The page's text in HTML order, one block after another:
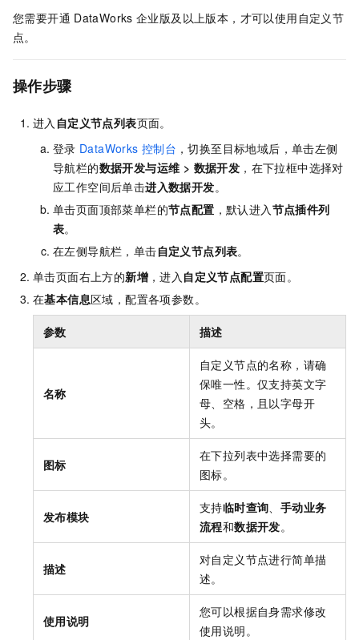
您需要开通 DataWorks 企业版及以上版本，才可以使用自定义节
点。
操作步骤
进入 自定义节点列表页面。
登录 DataWorks 控制台 ，切换至目标地域后，单击左侧
导航栏的数据开发与运维 > 数据开发 ，在下拉框中选择对
应工作空间后单击进入数据开发。
单击页面顶部菜单栏的节点配置 ，默认进入节点插件列
表。
在左侧导航栏，单击自定义节点列表。
单击页面右上方的新增 ，进入 自定义节点配置页面。
在基本信息区域，配置各项参数。
参数 描述
名称
自定义节点的名称，请确
保唯一性。仅支持英文字
母、空格，且以字母开
头。
图标
在下拉列表中选择需要的
图标。
发布模块
支持临时查询、 手动业务
流程和数据开发。
描述
对自定义节点进行简单描
述。
使用说明
您可以根据自身需求修改
使用说明。